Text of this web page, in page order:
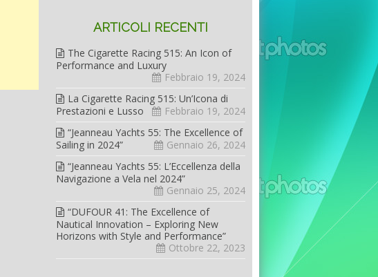
ARTICOLI RECENTI
The Cigarette Racing 515: An Icon of
Performance and Luxury
Febbraio 19, 2024
La Cigarette Racing 515: Un’Icona di
Prestazioni e Lusso
Febbraio 19, 2024
“Jeanneau Yachts 55: The Excellence of
Sailing in 2024”
Gennaio 26, 2024
“Jeanneau Yachts 55: L’Eccellenza della
Navigazione a Vela nel 2024”
Gennaio 25, 2024
“DUFOUR 41: The Excellence of
Nautical Innovation – Exploring New
Horizons with Style and Performance”
Ottobre 22, 2023